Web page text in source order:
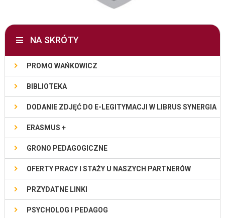
NA SKRÓTY
PROMO WAŃKOWICZ
BIBLIOTEKA
DODANIE ZDJĘĆ DO E-LEGITYMACJI W LIBRUS SYNERGIA
ERASMUS +
GRONO PEDAGOGICZNE
OFERTY PRACY I STAŻY U NASZYCH PARTNERÓW
PRZYDATNE LINKI
PSYCHOLOG I PEDAGOG